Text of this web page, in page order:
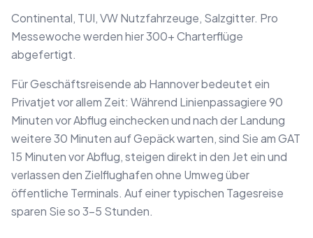
Continental, TUI, VW Nutzfahrzeuge, Salzgitter. Pro
Messewoche werden hier 300+ Charterflüge
abgefertigt.
Für Geschäftsreisende ab Hannover bedeutet ein
Privatjet vor allem Zeit: Während Linienpassagiere 90
Minuten vor Abflug einchecken und nach der Landung
weitere 30 Minuten auf Gepäck warten, sind Sie am GAT
15 Minuten vor Abflug, steigen direkt in den Jet ein und
verlassen den Zielflughafen ohne Umweg über
öffentliche Terminals. Auf einer typischen Tagesreise
sparen Sie so 3–5 Stunden.